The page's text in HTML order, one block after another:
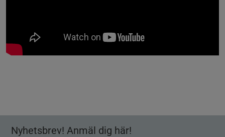
Nyhetsbrev! Anmäl dig här!